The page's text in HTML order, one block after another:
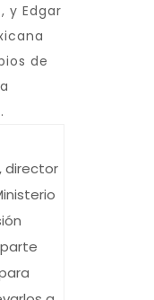
y Edgar
de
director